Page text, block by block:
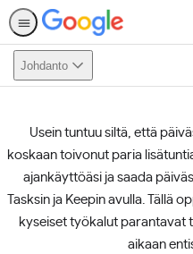
Johdanto
This activity is
English. View
Usein tuntuu siltä, että
koskaan toivonut paria
ajankäyttöäsi ja saada
Tasksin ja Keepin avulla. Tällä
kyseiset työkalut parantavat
aikaan